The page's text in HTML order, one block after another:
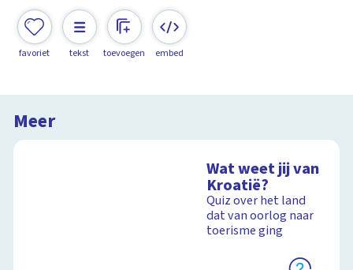
favoriet tekst toevoegen embed
Meer
Wat weet jij van
Kroatië?
Quiz over het land
dat van oorlog naar
toerisme ging